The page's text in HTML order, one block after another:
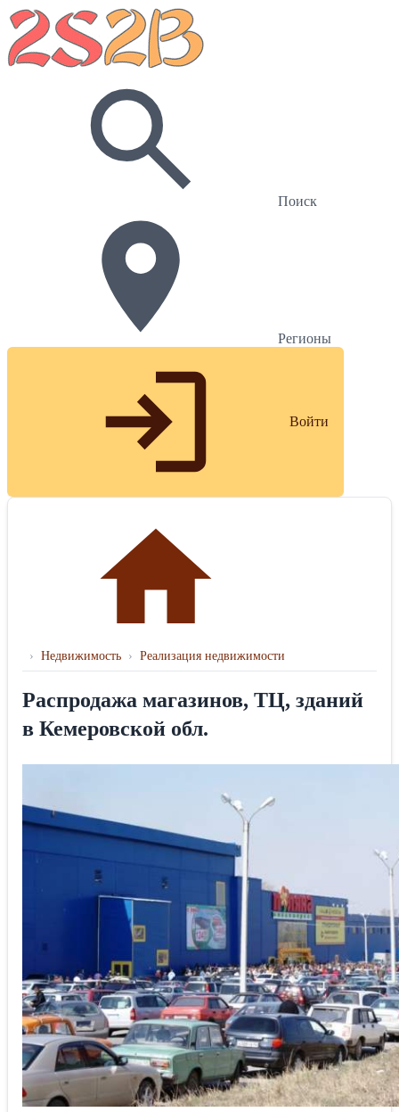
Поиск
Регионы
Войти
› Недвижимость › Реализация недвижимости
Распродажа магазинов, ТЦ, зданий
в Кемеровской обл.